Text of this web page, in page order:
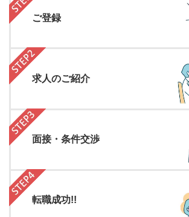
ご登録
求人のご紹介
面接・条件交渉
転職成功!!